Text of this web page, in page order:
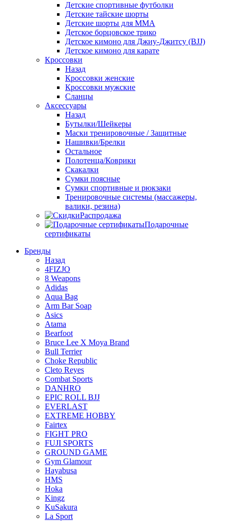
Детские спортивные футболки
Детские тайские шорты
Детские шорты для ММА
Детское борцовское трико
Детское кимоно для Джиу-Джитсу (BJJ)
Детское кимоно для карате
Кроссовки
Назад
Кроссовки женские
Кроссовки мужские
Сланцы
Аксессуары
Назад
Бутылки/Шейкеры
Маски тренировочные / Защитные
Нашивки/Брелки
Остальное
Полотенца/Коврики
Скакалки
Сумки поясные
Сумки спортивные и рюкзаки
Тренировочные системы (массажеры,
валики, резина)
Распродажа
Подарочные
сертификаты
Бренды
Назад
4FIZJO
8 Weapons
Adidas
Aqua Bag
Arm Bar Soap
Asics
Atama
Bearfoot
Bruce Lee X Moya Brand
Bull Terrier
Choke Republic
Cleto Reyes
Combat Sports
DANHRO
EPIC ROLL BJJ
EVERLAST
EXTREME HOBBY
Fairtex
FIGHT PRO
FUJI SPORTS
GROUND GAME
Gym Glamour
Hayabusa
HMS
Hoka
Kingz
KuSakura
La Sport